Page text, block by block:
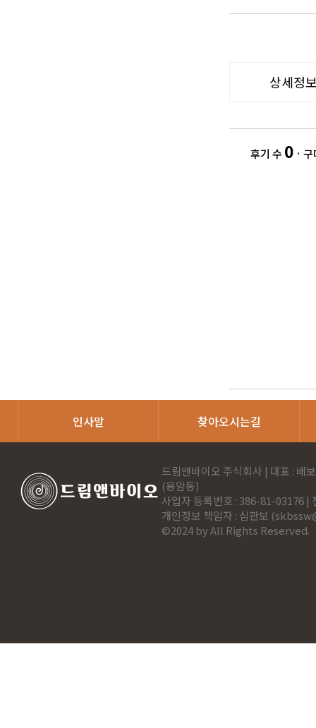
상세정
후기 수 0 ·
인사말 찾아오시는길
드림앤바이오 주식회사 | 대표 : 배
(용암동)
사업자 등록번호 : 386-81-03176 |
개인정보 책임자 : 심관보 (
©2024 by All Rights Reserved.